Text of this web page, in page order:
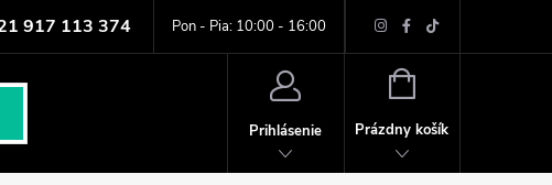
917 113 374 Pon - Pia: 10:00 - 16:00
osobných údajov
Prihlásenie
NÁKUPNÝ
Prázdny košík